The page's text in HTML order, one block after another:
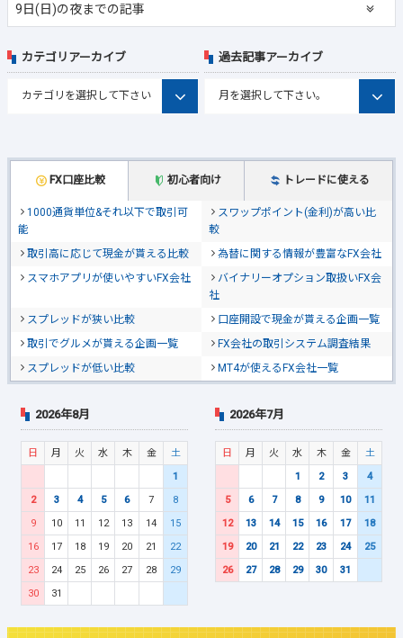
9日(日)の夜までの記事
FX口座比較 初心者向け トレードに使える
1000通貨単位&それ以下で取引可
能
スワップポイント(金利)が高い比
較
取引高に応じて現金が貰える比較
為替に関する情報が豊富なFX会社
スマホアプリが使いやすいFX会社
バイナリーオプション取扱いFX会
社
スプレッドが狭い比較
口座開設で現金が貰える企画一覧
取引でグルメが貰える企画一覧
FX会社の取引システム調査結果
スプレッドが低い比較
MT4が使えるFX会社一覧
カテゴリアーカイブ 過去記事アーカイブ
2026年8月
日 月 火 水 木 金
土
1
2
3 4 5 6 7
8
9
10 11 12 13 14
15
16
17 18 19 20 21
22
23
24 25 26 27 28
29
30
31
2026年7月
日 月 火 水 木 金
土
1
2 3
4
5
6 7 8 9 10
11
12
13 14 15 16 17
18
19
20 21 22 23 24
25
26
27 28 29 30 31